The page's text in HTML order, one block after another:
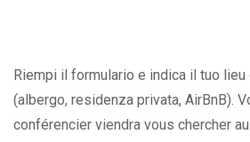
Riempi il formulario e indica il tuo lieu
(albergo, residenza privata, AirBnB).
conférencier viendra vous chercher